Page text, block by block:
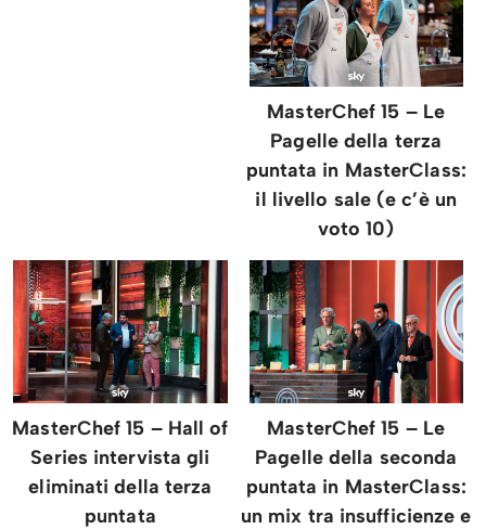
MasterChef 15 – Le
Pagelle della terza
puntata in MasterClass:
il livello sale (e c’è un
voto 10)
MasterChef 15 – Hall of
Series intervista gli
eliminati della terza
puntata
MasterChef 15 – Le
Pagelle della seconda
puntata in MasterClass:
un mix tra insufficienze e